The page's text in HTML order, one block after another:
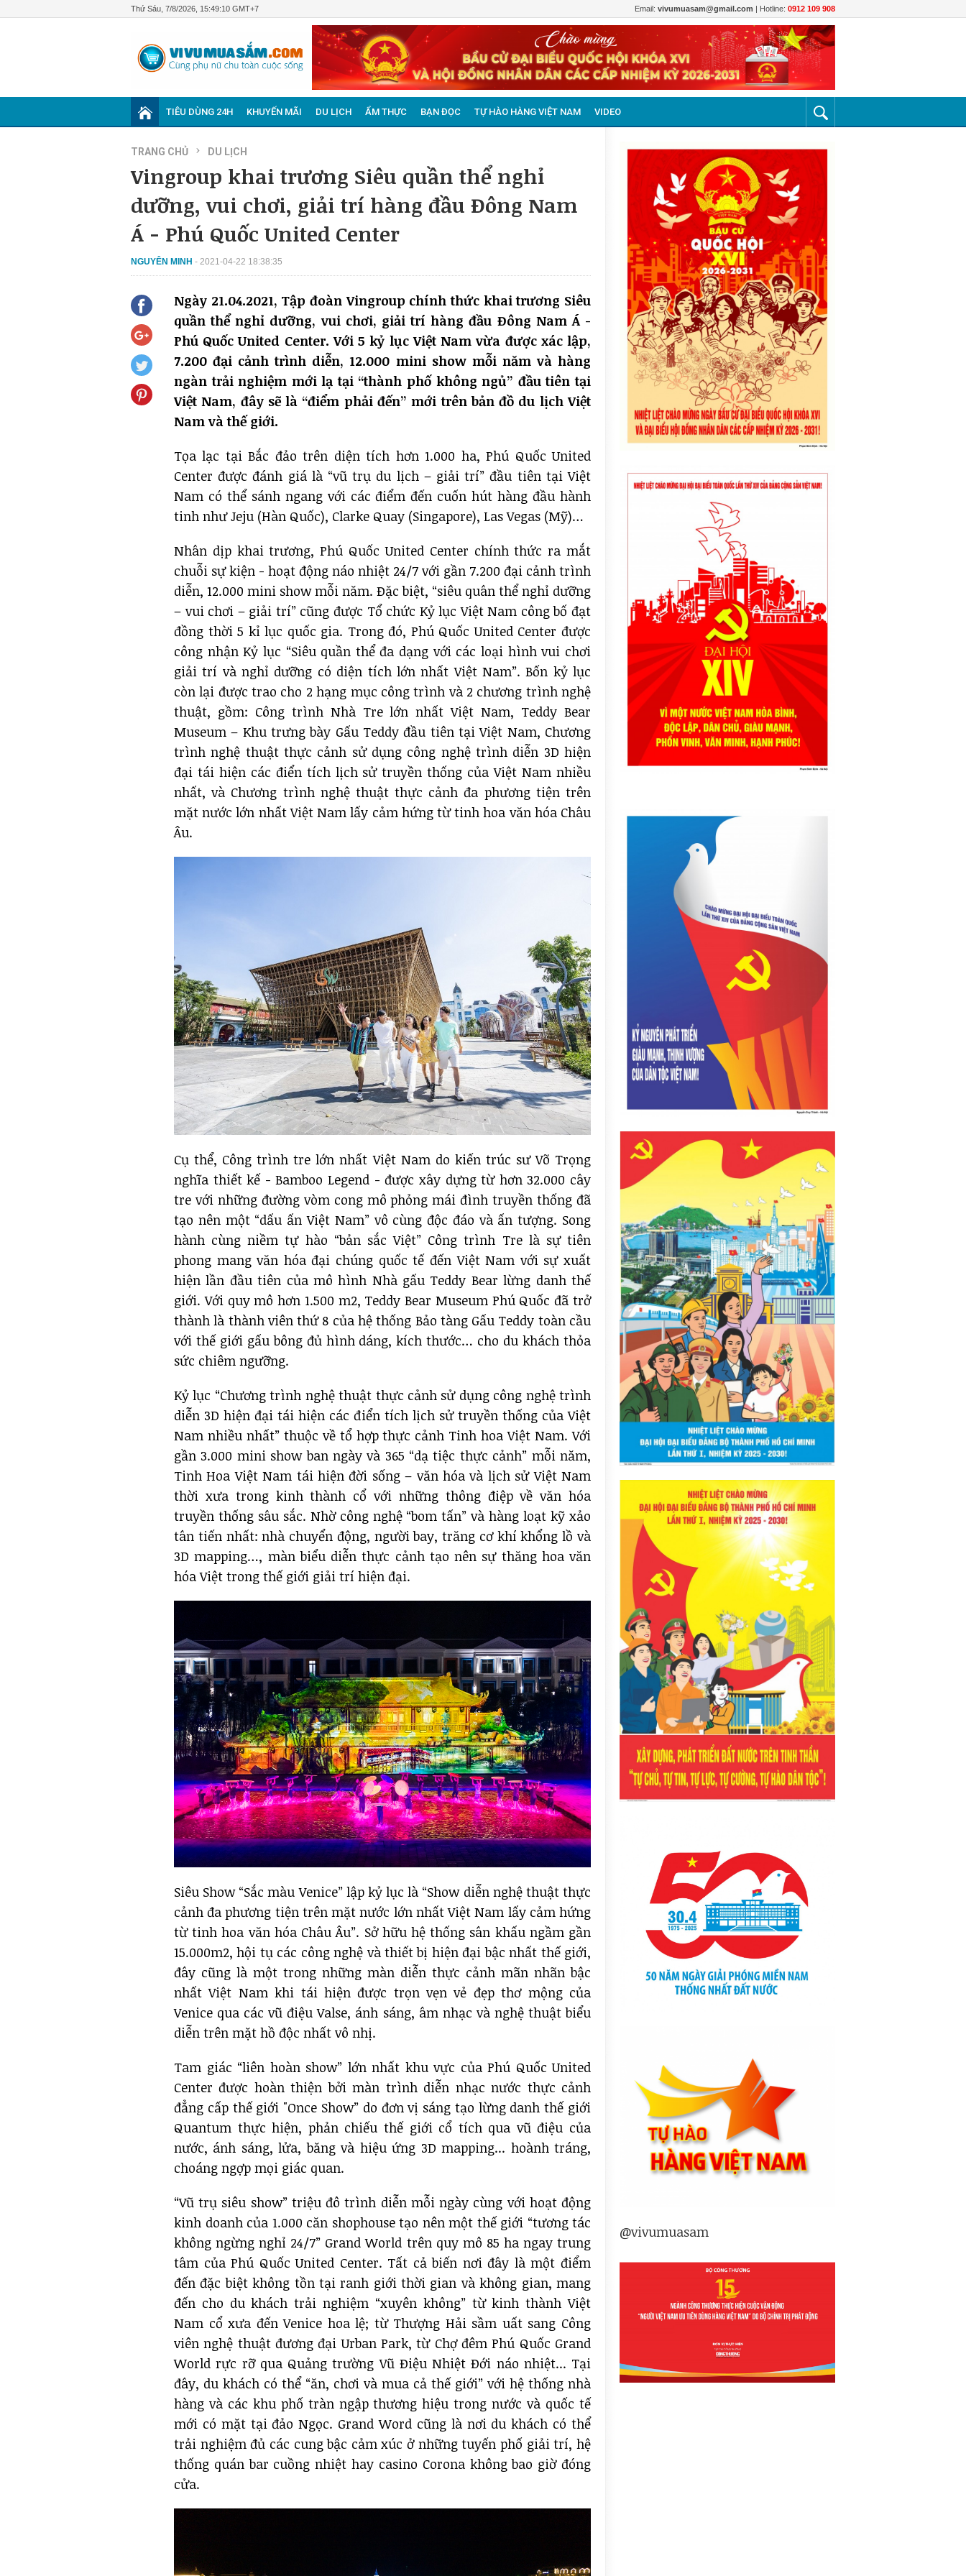
Thứ Sáu, 7/8/2026, 15:49:12 GMT+7 Email: vivumuasam@gmail.com | Hotline: 0912 109 908
TIÊU DÙNG 24H KHUYẾN MÃI DU LỊCH ẨM THỰC BẠN ĐỌC TỰ HÀO HÀNG VIỆT NAM VIDEO
TRANG CHỦ › DU LỊCH
Vingroup khai trương Siêu quần thể nghỉ
dưỡng, vui chơi, giải trí hàng đầu Đông Nam
Á - Phú Quốc United Center
NGUYÊN MINH - 2021-04-22 18:38:35
Ngày 21.04.2021, Tập đoàn Vingroup chính thức khai trương Siêu
quần thể nghỉ dưỡng, vui chơi, giải trí hàng đầu Đông Nam Á -
Phú Quốc United Center. Với 5 kỷ lục Việt Nam vừa được xác lập,
7.200 đại cảnh trình diễn, 12.000 mini show mỗi năm và hàng
ngàn trải nghiệm mới lạ tại “thành phố không ngủ” đầu tiên tại
Việt Nam, đây sẽ là “điểm phải đến” mới trên bản đồ du lịch Việt
Nam và thế giới.
Tọa lạc tại Bắc đảo trên diện tích hơn 1.000 ha, Phú Quốc United
Center được đánh giá là “vũ trụ du lịch – giải trí” đầu tiên tại Việt
Nam có thể sánh ngang với các điểm đến cuốn hút hàng đầu hành
tinh như Jeju (Hàn Quốc), Clarke Quay (Singapore), Las Vegas (Mỹ)…
Nhân dịp khai trương, Phú Quốc United Center chính thức ra mắt
chuỗi sự kiện - hoạt động náo nhiệt 24/7 với gần 7.200 đại cảnh trình
diễn, 12.000 mini show mỗi năm. Đặc biệt, “siêu quân thể nghỉ dưỡng
– vui chơi – giải trí” cũng được Tổ chức Kỷ lục Việt Nam công bố đạt
đồng thời 5 kỉ lục quốc gia. Trong đó, Phú Quốc United Center được
công nhận Kỷ lục “Siêu quần thể đa dạng với các loại hình vui chơi
giải trí và nghỉ dưỡng có diện tích lớn nhất Việt Nam”. Bốn kỷ lục
còn lại được trao cho 2 hạng mục công trình và 2 chương trình nghệ
thuật, gồm: Công trình Nhà Tre lớn nhất Việt Nam, Teddy Bear
Museum – Khu trưng bày Gấu Teddy đầu tiên tại Việt Nam, Chương
trình nghệ thuật thực cảnh sử dụng công nghệ trình diễn 3D hiện
đại tái hiện các điển tích lịch sử truyền thống của Việt Nam nhiều
nhất, và Chương trình nghệ thuật thực cảnh đa phương tiện trên
mặt nước lớn nhất Việt Nam lấy cảm hứng từ tinh hoa văn hóa Châu
Âu.
Cụ thể, Công trình tre lớn nhất Việt Nam do kiến trúc sư Võ Trọng
nghĩa thiết kế - Bamboo Legend - được xây dựng từ hơn 32.000 cây
tre với những đường vòm cong mô phỏng mái đình truyền thống đã
tạo nên một “dấu ấn Việt Nam” vô cùng độc đáo và ấn tượng. Song
hành cùng niềm tự hào “bản sắc Việt” Công trình Tre là sự tiên
phong mang văn hóa đại chúng quốc tế đến Việt Nam với sự xuất
hiện lần đầu tiên của mô hình Nhà gấu Teddy Bear lừng danh thế
giới. Với quy mô hơn 1.500 m2, Teddy Bear Museum Phú Quốc đã trở
thành là thành viên thứ 8 của hệ thống Bảo tàng Gấu Teddy toàn cầu
với thế giới gấu bông đủ hình dáng, kích thước… cho du khách thỏa
sức chiêm ngưỡng.
Kỷ lục “Chương trình nghệ thuật thực cảnh sử dụng công nghệ trình
diễn 3D hiện đại tái hiện các điển tích lịch sử truyền thống của Việt
Nam nhiều nhất” thuộc về tổ hợp thực cảnh Tinh hoa Việt Nam. Với
gần 3.000 mini show ban ngày và 365 “dạ tiệc thực cảnh” mỗi năm,
Tinh Hoa Việt Nam tái hiện đời sống – văn hóa và lịch sử Việt Nam
thời xưa trong kinh thành cổ với những thông điệp về văn hóa
truyền thống sâu sắc. Nhờ công nghệ “bom tấn” và hàng loạt kỹ xảo
tân tiến nhất: nhà chuyển động, người bay, trăng cơ khí khổng lồ và
3D mapping…, màn biểu diễn thực cảnh tạo nên sự thăng hoa văn
hóa Việt trong thế giới giải trí hiện đại.
Siêu Show “Sắc màu Venice” lập kỷ lục là “Show diễn nghệ thuật thực
cảnh đa phương tiện trên mặt nước lớn nhất Việt Nam lấy cảm hứng
từ tinh hoa văn hóa Châu Âu”. Sở hữu hệ thống sân khấu ngầm gần
15.000m2, hội tụ các công nghệ và thiết bị hiện đại bậc nhất thế giới,
đây cũng là một trong những màn diễn thực cảnh mãn nhãn bậc
nhất Việt Nam khi tái hiện được trọn vẹn vẻ đẹp thơ mộng của
Venice qua các vũ điệu Valse, ánh sáng, âm nhạc và nghệ thuật biểu
diễn trên mặt hồ độc nhất vô nhị.
Tam giác “liên hoàn show” lớn nhất khu vực của Phú Quốc United
Center được hoàn thiện bởi màn trình diễn nhạc nước thực cảnh
đẳng cấp thế giới "Once Show” do đơn vị sáng tạo lừng danh thế giới
Quantum thực hiện, phản chiếu thế giới cổ tích qua vũ điệu của
nước, ánh sáng, lửa, băng và hiệu ứng 3D mapping... hoành tráng,
choáng ngợp mọi giác quan.
“Vũ trụ siêu show” triệu đô trình diễn mỗi ngày cùng với hoạt động
kinh doanh của 1.000 căn shophouse tạo nên một thế giới “tương tác
không ngừng nghỉ 24/7” Grand World trên quy mô 85 ha ngay trung
tâm của Phú Quốc United Center. Tất cả biến nơi đây là một điểm
đến đặc biệt không tồn tại ranh giới thời gian và không gian, mang
đến cho du khách trải nghiệm “xuyên không” từ kinh thành Việt
Nam cổ xưa đến Venice hoa lệ; từ Thượng Hải sầm uất sang Công
viên nghệ thuật đương đại Urban Park, từ Chợ đêm Phú Quốc Grand
World rực rỡ qua Quảng trường Vũ Điệu Nhiệt Đới náo nhiệt... Tại
đây, du khách có thể “ăn, chơi và mua cả thế giới” với hệ thống nhà
hàng và các khu phố tràn ngập thương hiệu trong nước và quốc tế
mới có mặt tại đảo Ngọc. Grand Word cũng là nơi du khách có thể
trải nghiệm đủ các cung bậc cảm xúc ở những tuyến phố giải trí, hệ
thống quán bar cuồng nhiệt hay casino Corona không bao giờ đóng
cửa.
@vivumuasam